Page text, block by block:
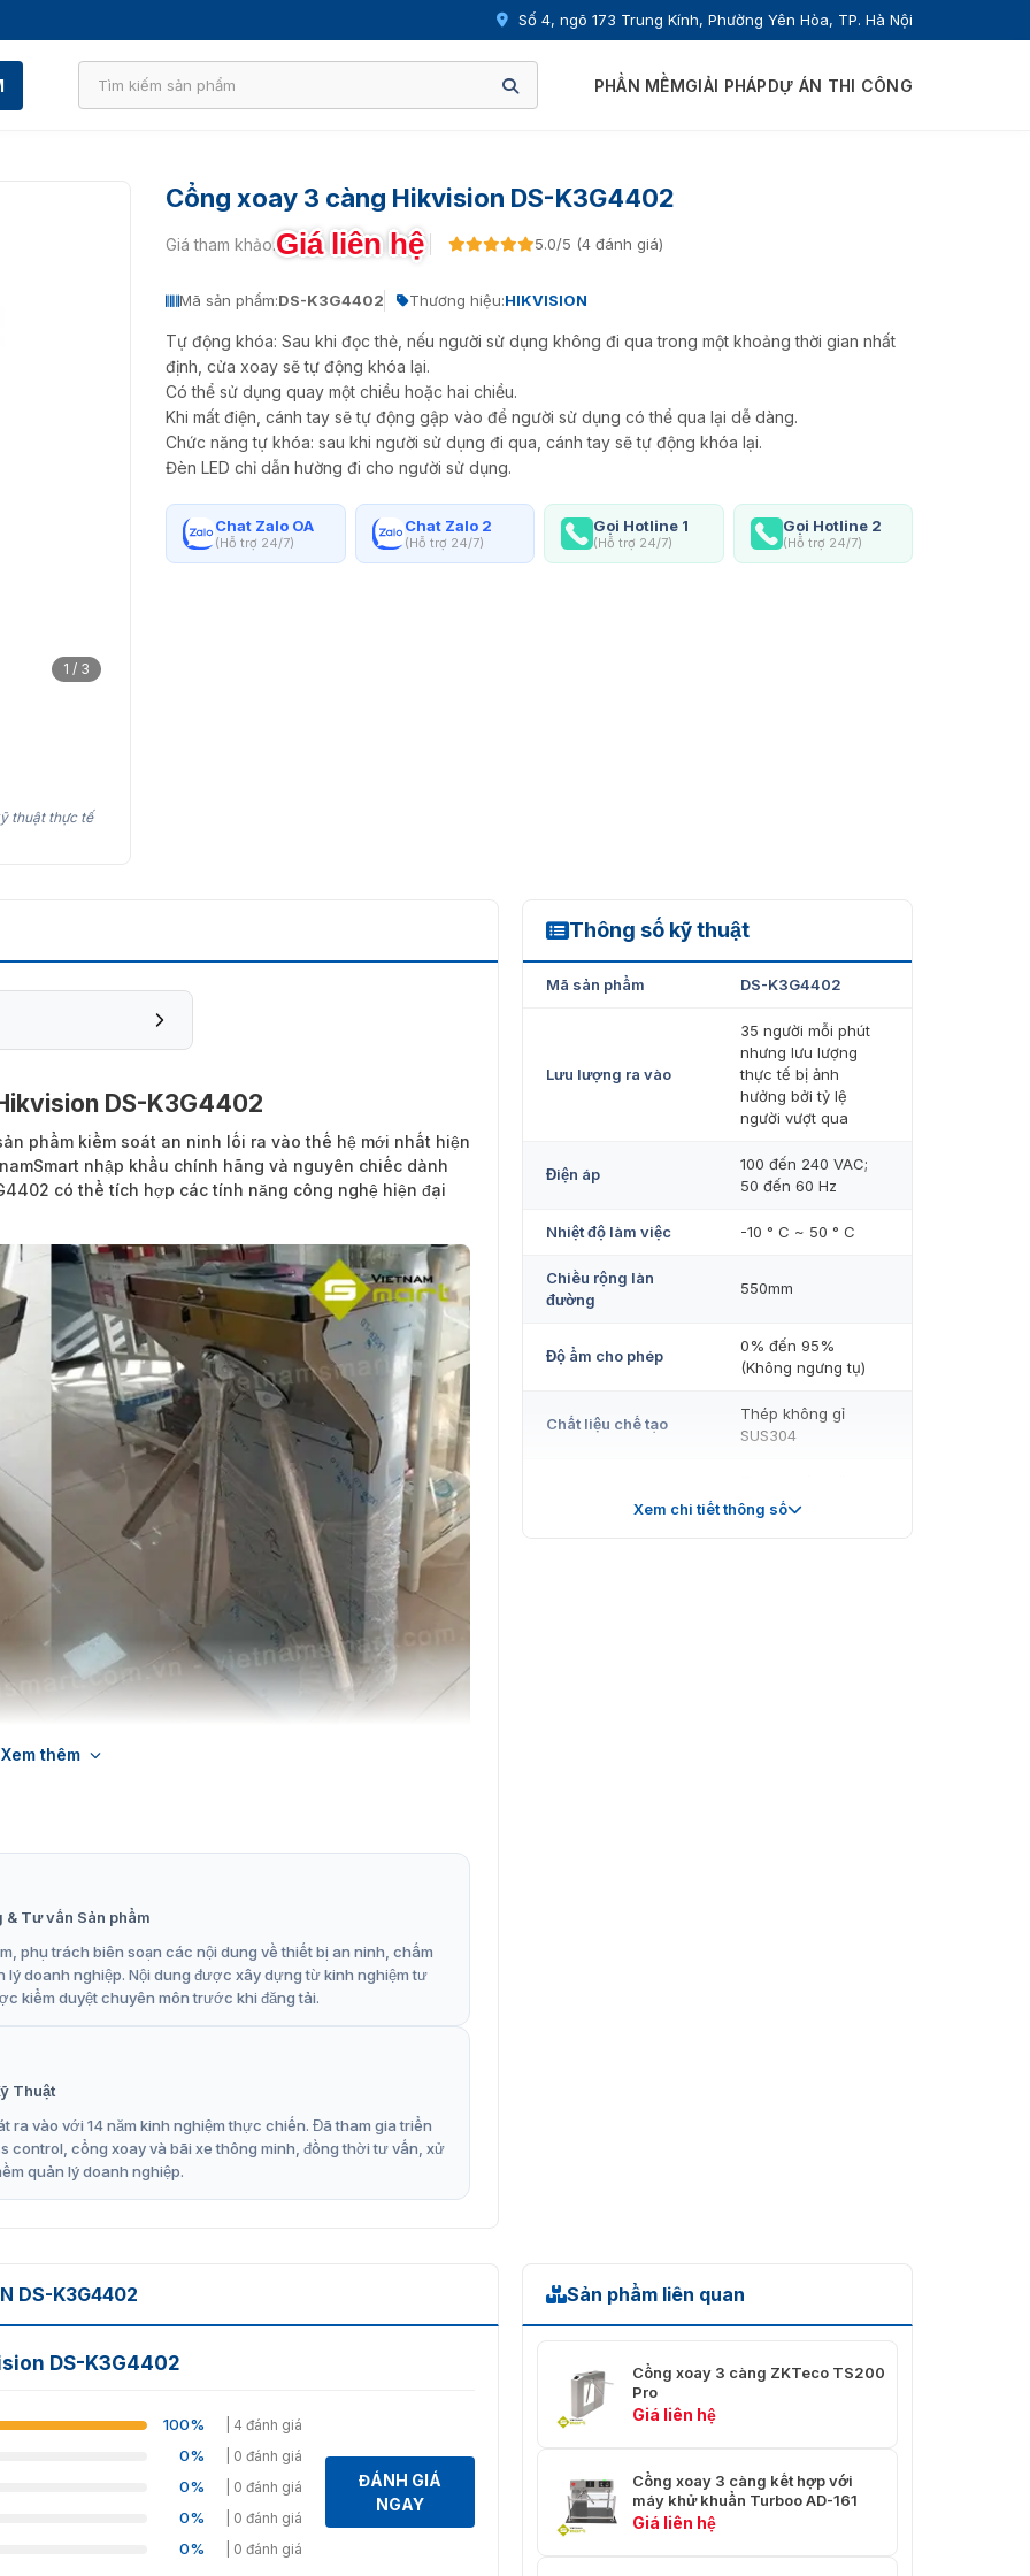
Số 4, ngõ 173 Trung Kính, Phường Yên Hòa, TP. Hà Nội
PHẦN MỀMGIẢI PHÁPDỰ ÁN THI CÔNG
1 / 3
thuật thực tế
Cổng xoay 3 càng Hikvision DS-K3G4402
Giá tham khảo:Giá liên hệ 5.0/5 (4 đánh giá)
Mã sản phẩm:DS-K3G4402 Thương hiệu:HIKVISION
Tự động khóa: Sau khi đọc thẻ, nếu người sử dụng không đi qua trong một khoảng thời gian nhất
định, cửa xoay sẽ tự động khóa lại.
Có thể sử dụng quay một chiều hoặc hai chiều.
Khi mất điện, cánh tay sẽ tự động gập vào để người sử dụng có thể qua lại dễ dàng.
Chức năng tự khóa: sau khi người sử dụng đi qua, cánh tay sẽ tự động khóa lại.
Đèn LED chỉ dẫn hường đi cho người sử dụng.
Chat Zalo OA
(Hỗ trợ 24/7)
Chat Zalo 2
(Hỗ trợ 24/7)
Gọi Hotline 1
(Hỗ trợ 24/7)
Gọi Hotline 2
(Hỗ trợ 24/7)
DS-K3G4402
phẩm kiểm soát an ninh lối ra vào thế hệ mới nhất hiện
nhập khẩu chính hãng và nguyên chiếc dành
có thể tích hợp các tính năng công nghệ hiện đại
Hikvision DS-K3G4402
phù hợp cho cả người khuyết tất ngồi xe lăn. Cổng
và sử dụng trong các không gian hẹp. Bởi vậy mà
như: ngân hàng, nhà máy, KCN, xí nghiệp, phân xưởng.
đảm bảo an ninh lối đi cho khu vực
mã hóa đặc biệt để giảm lo ngại về rò rỉ quyền riêng
chế độ bị cấm
bỏ quyền vượt nếu một người không vượt qua làn
xoay DS-K3G4402
phù hợp cho văn phong kiến trúc tại sảnh chính.
dựng theo mô hình thu phí như: phòng GYM, rạp chiếu
Xem thêm
Tư vấn Sản phẩm
phụ trách biên soạn các nội dung về thiết bị an ninh, chấm
doanh nghiệp. Nội dung được xây dựng từ kinh nghiệm tư
kiểm duyệt chuyên môn trước khi đăng tải.
Thuật
ra vào với 14 năm kinh nghiệm thực chiến. Đã tham gia triển
control, cổng xoay và bãi xe thông minh, đồng thời tư vấn, xử
quản lý doanh nghiệp.
Thông số kỹ thuật
DS-K3G4402
Mã sản phẩm DS-K3G4402
Lưu lượng ra vào
35 người mỗi phút
nhưng lưu lượng
thực tế bị ảnh
hưởng bởi tỷ lệ
người vượt qua
Điện áp
100 đến 240 VAC;
50 đến 60 Hz
Nhiệt độ làm việc -10 ° C ~ 50 ° C
Chiều rộng làn
đường
550mm
Độ ẩm cho phép
0% đến 95%
(Không ngưng tụ)
Chất liệu chế tạo
Thép không gỉ
SUS304
ngoài trời (có mái
Chiều Rộng Bệ 202mm
Vật Liệu Rào Cản Ống thép không rỉ
Loại Bệ Bên
MCBF ＞3 triệu lần
Khóa Điều Khiển
Xem chi tiết thông số
DS-K3G4402
DS-K3G4402
100% | 4 đánh giá
0% | 0 đánh giá
0% | 0 đánh giá
0% | 0 đánh giá
0% | 0 đánh giá
ĐÁNH GIÁ
NGAY
Sản phẩm liên quan
Cổng xoay 3 càng ZKTeco TS200
Pro
Giá liên hệ
Cổng xoay 3 càng kết hợp với
máy khử khuẩn Turboo AD-161
Giá liên hệ